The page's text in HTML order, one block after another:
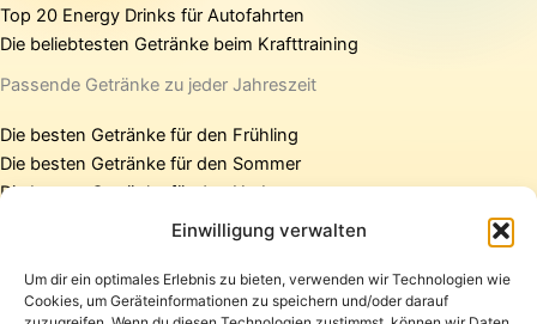
Einwilligung verwalten
Um dir ein optimales Erlebnis zu bieten, verwenden wir Technologien wie
Cookies, um Geräteinformationen zu speichern und/oder darauf
Top 20 Energy Drinks für Autofahrten
Die beliebtesten Getränke beim Krafttraining
Passende Getränke zu jeder Jahreszeit
Die besten Getränke für den Frühling
Die besten Getränke für den Sommer
Die besten Getränke für den Herbst
Die besten Getränke für den Winter
Startseite